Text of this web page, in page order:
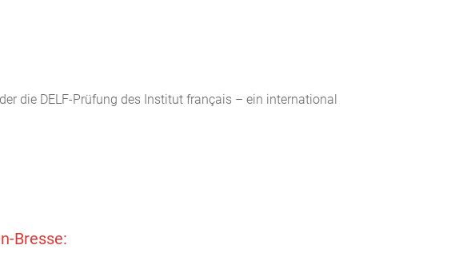
die DELF-Prüfung des Institut français – ein international
Bresse: